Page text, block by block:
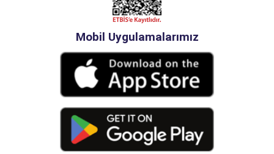
Mobil Uygulamalarımız